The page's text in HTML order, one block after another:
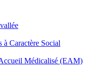
à Caractère Social
Médicalisé (EAM)